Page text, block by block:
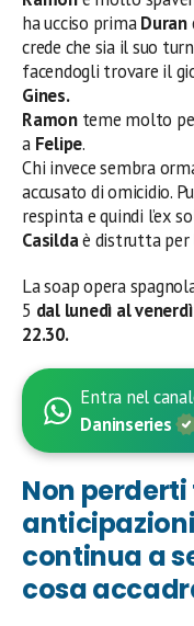
ha ucciso primaDuran
crede che sia il suo
facendogli trovare il
Gines.
Ramonteme molto
a Felipe.
Chi invece sembra
accusato di omicidio.
respinta e quindi l’ex
Casildaè distrutta per
La soap opera
5 dal lunedì al
22.30.
Entra nel
Daninseries
Non
continua a
cosa